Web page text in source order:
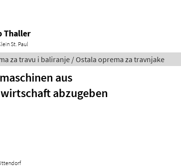
Thaller
St. Paul
za travu i baliranje / Ostala oprema za travnjake
aus
abzugeben